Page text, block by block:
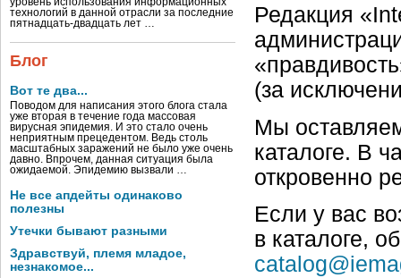
технологий в данной отрасли за последние
пятнадцать-двадцать лет …
Блог
Вот те два...
Поводом для написания этого блога стала
уже вторая в течение года массовая
вирусная эпидемия. И это стало очень
неприятным прецедентом. Ведь столь
масштабных заражений не было уже очень
давно. Впрочем, данная ситуация была
ожидаемой. Эпидемию вызвали …
Не все апдейты одинаково
полезны
Утечки бывают разными
Здравствуй, племя младое,
незнакомое...
Редакция
(за
Мы
каталоге. В
откровенно
Если у вас
в каталоге,